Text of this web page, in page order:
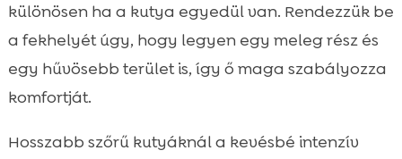
különösen ha a kutya egyedül van. Rendezzük be
a fekhelyét úgy, hogy legyen egy meleg rész és
egy hűvösebb terület is, így ő maga szabályozza
komfortját.
Hosszabb szőrű kutyáknál a kevésbé intenzív